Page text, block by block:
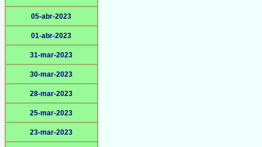
05-abr-2023
01-abr-2023
31-mar-2023
30-mar-2023
28-mar-2023
25-mar-2023
23-mar-2023